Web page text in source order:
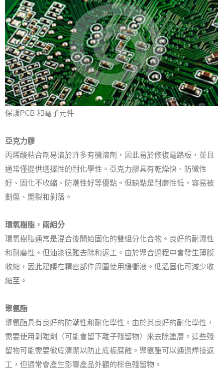
保護PCB 和電子元件
亞克力膠
丙烯酸粘合劑易溶於許多有機溶劑，因此易於修復電路板，並且
通常僅提供選擇性的耐化學性。 亞克力膠具有乾燥快、防黴性
好、固化不收縮、防潮性好等優點。 但缺點是耐磨性低，容易被
劃傷、開裂和剝落。
環氧樹脂，兩組分
環氧樹脂通常是混合後開始固化的雙組分化合物。 良好的耐濕性
和耐磨性。 但油漆很難去除和返工。 由於聚合過程中會發生薄膜
收縮，因此建議在精密部件周圍使用緩衝液。 低溫固化可減少收
縮至。
聚氨酯
聚氨酯具有良好的防潮性和耐化學性。 由於其良好的耐化學性，
需要使用剝離劑（可能會留下離子殘留物）來去除塗層。 這些殘
留物可能需要徹底清潔以防止底板腐蝕。 聚氨酯可以通過焊接返
工，但通常會產生影響產品外觀的棕色殘留物。